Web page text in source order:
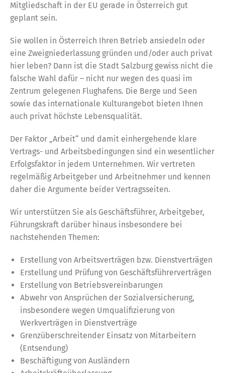
Mitgliedschaft in der EU gerade in Österreich gut
geplant sein.
Sie wollen in Österreich Ihren Betrieb ansiedeln oder
eine Zweigniederlassung gründen und/oder auch privat
hier leben? Dann ist die Stadt Salzburg gewiss nicht die
falsche Wahl dafür – nicht nur wegen des quasi im
Zentrum gelegenen Flughafens. Die Berge und Seen
sowie das internationale Kulturangebot bieten Ihnen
auch privat höchste Lebensqualität.
Der Faktor „Arbeit“ und damit einhergehende klare
Vertrags- und Arbeitsbedingungen sind ein wesentlicher
Erfolgsfaktor in jedem Unternehmen. Wir vertreten
regelmäßig Arbeitgeber und Arbeitnehmer und kennen
daher die Argumente beider Vertragsseiten.
Wir unterstützen Sie als Geschäftsführer, Arbeitgeber,
Führungskraft darüber hinaus insbesondere bei
nachstehenden Themen:
Erstellung von Arbeitsverträgen bzw. Dienstverträgen
Erstellung und Prüfung von Geschäftsführerverträgen
Erstellung von Betriebsvereinbarungen
Abwehr von Ansprüchen der Sozialversicherung,
insbesondere wegen Umqualifizierung von
Werkverträgen in Dienstverträge
Grenzüberschreitender Einsatz von Mitarbeitern
(Entsendung)
Beschäftigung von Ausländern